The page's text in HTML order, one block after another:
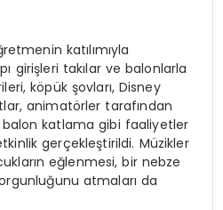
katılımıyla
girişleri takılar ve balonlarla
köpük şovları, Disney
animatörler tarafından
katlama gibi faaliyetler
gerçekleştirildi. Müzikler
eğlenmesi, bir nebze
atmaları da